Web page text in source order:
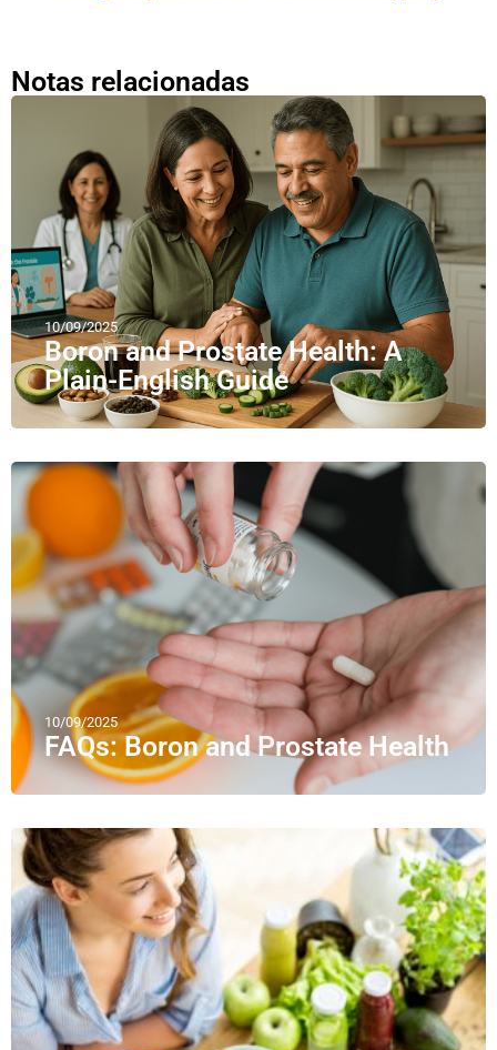
Notas relacionadas
10/09/2025
Boron and Prostate Health: A
Plain-English Guide
10/09/2025
FAQs: Boron and Prostate Health